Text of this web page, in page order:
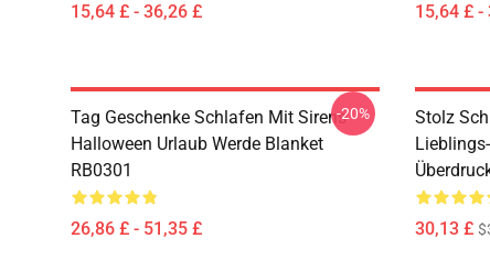
15,64 £ - 36,26 £ 15,64 £ -
Tag Geschenke Schlafen Mit Sirens
Halloween Urlaub Werde Blanket
RB0301
26,86 £ - 51,35 £
-20%
Stolz
30,13 £